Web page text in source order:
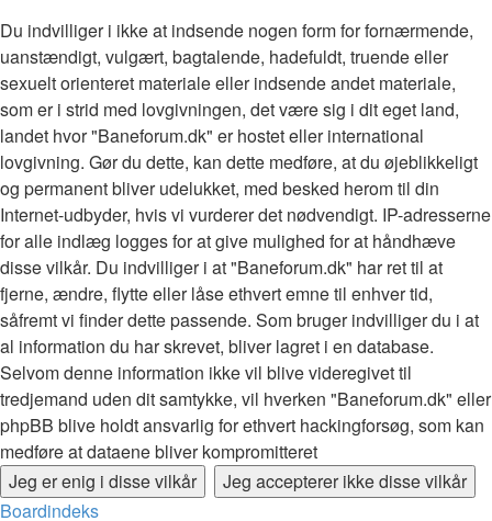
Du indvilliger i ikke at indsende nogen form for fornærmende,
uanstændigt, vulgært, bagtalende, hadefuldt, truende eller
sexuelt orienteret materiale eller indsende andet materiale,
som er i strid med lovgivningen, det være sig i dit eget land,
landet hvor "Baneforum.dk" er hostet eller international
lovgivning. Gør du dette, kan dette medføre, at du øjeblikkeligt
og permanent bliver udelukket, med besked herom til din
Internet-udbyder, hvis vi vurderer det nødvendigt. IP-adresserne
for alle indlæg logges for at give mulighed for at håndhæve
disse vilkår. Du indvilliger i at "Baneforum.dk" har ret til at
fjerne, ændre, flytte eller låse ethvert emne til enhver tid,
såfremt vi finder dette passende. Som bruger indvilliger du i at
al information du har skrevet, bliver lagret i en database.
Selvom denne information ikke vil blive videregivet til
tredjemand uden dit samtykke, vil hverken "Baneforum.dk" eller
phpBB blive holdt ansvarlig for ethvert hackingforsøg, som kan
medføre at dataene bliver kompromitteret
Boardindeks